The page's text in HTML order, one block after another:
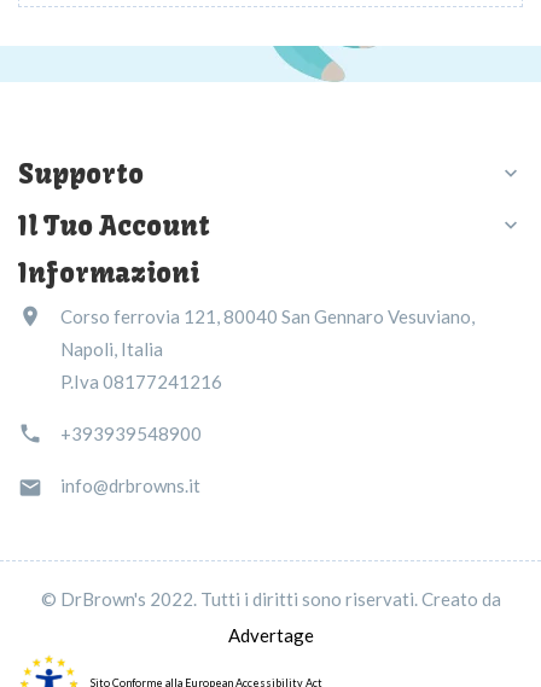
Supporto 
Il Tuo Account 
Informazioni

Corso ferrovia 121, 80040 San Gennaro Vesuviano,
Napoli, Italia
P.Iva 08177241216
 +393939548900
 info@drbrowns.it
© DrBrown's 2022. Tutti i diritti sono riservati. Creato da
Advertage
Sito Conforme alla European Accessibility Act